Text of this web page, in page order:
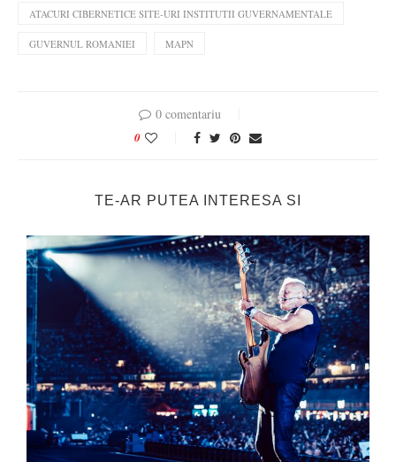
ATACURI CIBERNETICE SITE-URI INSTITUTII GUVERNAMENTALE
GUVERNUL ROMANIEI MAPN
0 comentariu
0
TE-AR PUTEA INTERESA SI